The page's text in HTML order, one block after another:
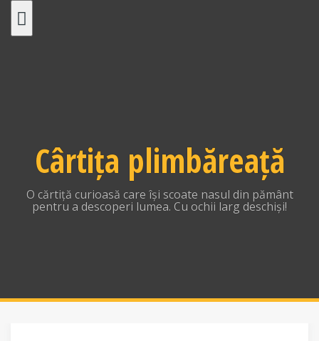
Cârtița plimbăreață
O cărtiță curioasă care își scoate nasul din pământ
pentru a descoperi lumea. Cu ochii larg deschiși!